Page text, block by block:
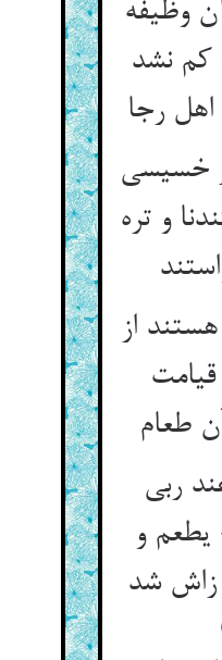
وظیفه
نشد
رجا
خسیسی
و تره
از
ربی
و
زاش شد